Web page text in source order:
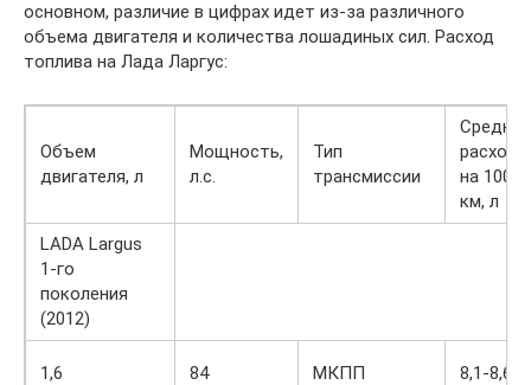
основном, различие в цифрах идет из-за различного
объема двигателя и количества лошадиных сил. Расход
топлива на Лада Ларгус:
Объем
двигателя, л
Мощность,
л.с.
Тип
трансмиссии
Средний
расход
на 100
км, л
LADA Largus
1-го
поколения
(2012)
1,6 84 МКПП 8,1-8,6